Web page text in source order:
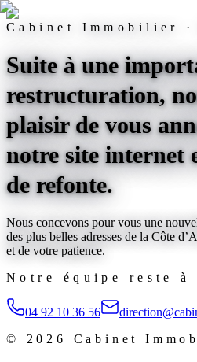
Cabinet Immobilier ·
Suite à une
restructuration,
plaisir de vous
notre site internet
de refonte.
Nous concevons pour vous une
des plus belles adresses de la Côte
et de votre patience.
Notre équipe reste à
04 92 10 36 56
© 2026 Cabinet